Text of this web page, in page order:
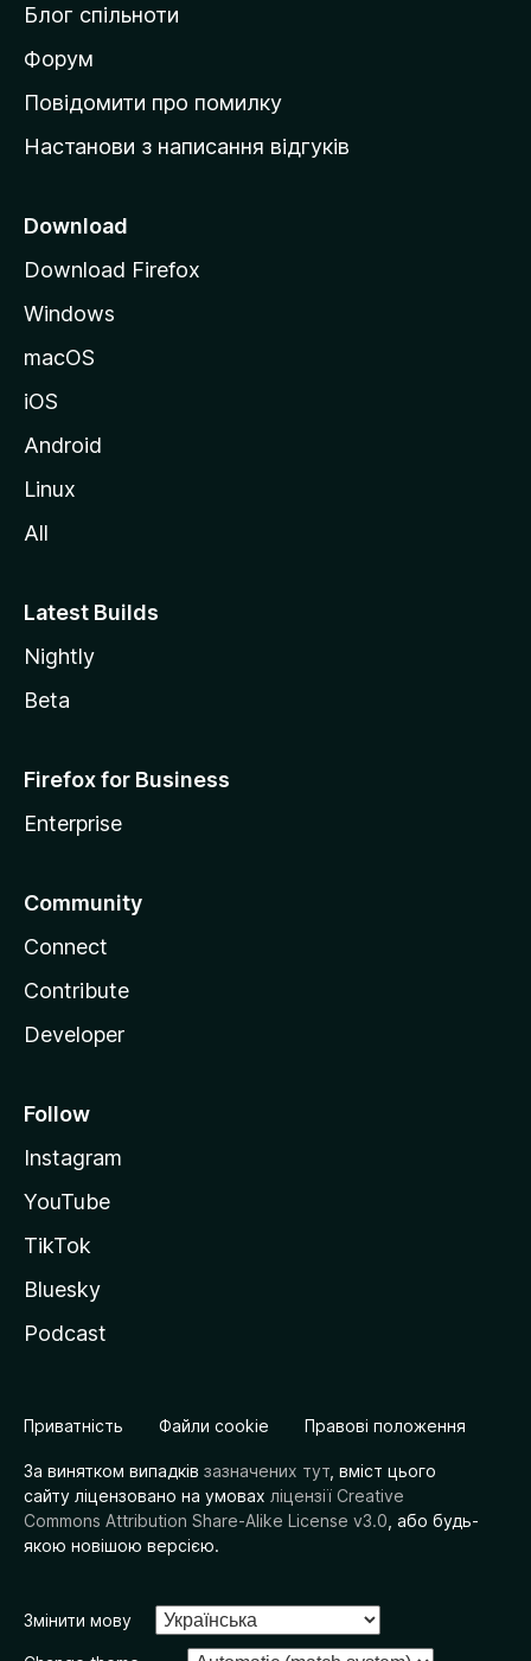
і
в
к
M
z
l
l
Блог спільноти
Форум
Повідомити про помилку
Настанови з написання відгуків
Download
Download Firefox
Windows
macOS
iOS
Android
Linux
All
Latest Builds
Nightly
Beta
Firefox for Business
Enterprise
Community
Connect
Contribute
Developer
Follow
Instagram
YouTube
TikTok
Bluesky
Podcast
Приватність Файли cookie Правові положення
За винятком випадків зазначених тут , вміст цього
сайту ліцензовано на умовах ліцензії Creative
Commons Attribution Share-Alike License v3.0 , або будь-
якою новішою версією.
Змінити мову